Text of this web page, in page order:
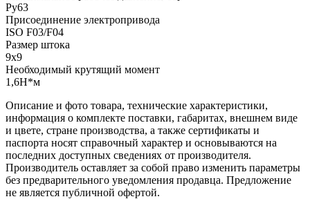
Ру63
Присоединение электропривода
ISO F03/F04
Размер штока
9х9
Необходимый крутящий момент
1,6Н*м
Описание и фото товара, технические характеристики,
информация о комплекте поставки, габаритах, внешнем виде
и цвете, стране производства, а также сертификаты и
паспорта носят справочный характер и основываются на
последних доступных сведениях от производителя.
Производитель оставляет за собой право изменить параметры
без предварительного уведомления продавца. Предложение
не является публичной офертой.